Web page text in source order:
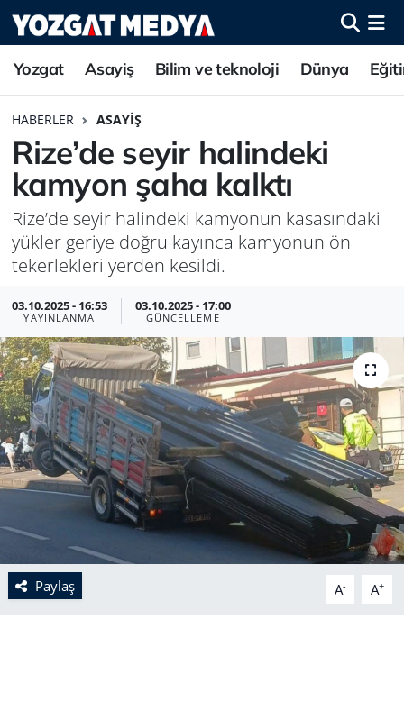
Yozgat Asayiş Bilim ve teknoloji Dünya
HABERLER ASAYIŞ
Rize’de seyir halindeki
kamyon şaha kalktı
Rize’de seyir halindeki kamyonun kasasındaki
yükler geriye doğru kayınca kamyonun ön
tekerlekleri yerden kesildi.
03.10.2025 - 16:53
YAYINLANMA
03.10.2025 - 17:00
GÜNCELLEME
Paylaş A- A+